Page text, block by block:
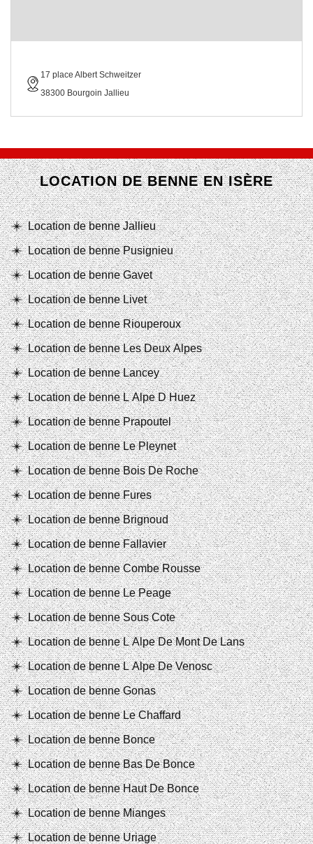
17 place Albert Schweitzer
38300 Bourgoin Jallieu
LOCATION DE BENNE EN ISÈRE
Location de benne Jallieu
Location de benne Pusignieu
Location de benne Gavet
Location de benne Livet
Location de benne Riouperoux
Location de benne Les Deux Alpes
Location de benne Lancey
Location de benne L Alpe D Huez
Location de benne Prapoutel
Location de benne Le Pleynet
Location de benne Bois De Roche
Location de benne Fures
Location de benne Brignoud
Location de benne Fallavier
Location de benne Combe Rousse
Location de benne Le Peage
Location de benne Sous Cote
Location de benne L Alpe De Mont De Lans
Location de benne L Alpe De Venosc
Location de benne Gonas
Location de benne Le Chaffard
Location de benne Bonce
Location de benne Bas De Bonce
Location de benne Haut De Bonce
Location de benne Mianges
Location de benne Uriage